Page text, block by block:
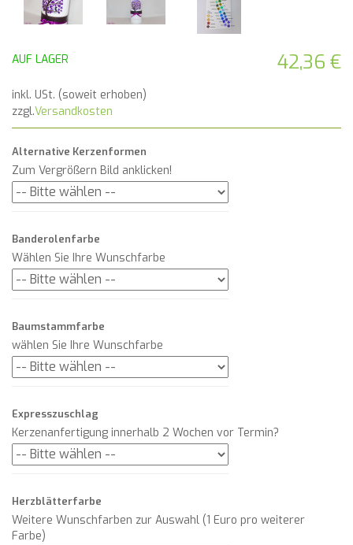
42,36 €
AUF LAGER
inkl. USt. (soweit erhoben)
zzgl.Versandkosten
Alternative Kerzenformen
Zum Vergrößern Bild anklicken!
Banderolenfarbe
Wählen Sie Ihre Wunschfarbe
Baumstammfarbe
wählen Sie Ihre Wunschfarbe
Expresszuschlag
Kerzenanfertigung innerhalb 2 Wochen vor Termin?
Herzblätterfarbe
Weitere Wunschfarben zur Auswahl (1 Euro pro weiterer
Farbe)